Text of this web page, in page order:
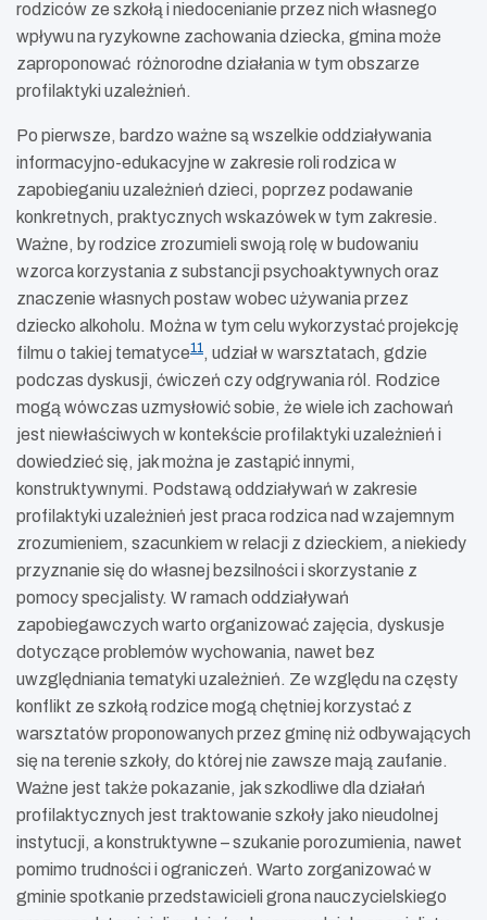
rodziców ze szkołą i niedocenianie przez nich własnego
wpływu na ryzykowne zachowania dziecka, gmina może
zaproponować różnorodne działania w tym obszarze
profilaktyki uzależnień.
Po pierwsze, bardzo ważne są wszelkie oddziaływania
informacyjno-edukacyjne w zakresie roli rodzica w
zapobieganiu uzależnień dzieci, poprzez podawanie
konkretnych, praktycznych wskazówek w tym zakresie.
Ważne, by rodzice zrozumieli swoją rolę w budowaniu
wzorca korzystania z substancji psychoaktywnych oraz
znaczenie własnych postaw wobec używania przez
dziecko alkoholu. Można w tym celu wykorzystać projekcję
filmu o takiej tematyce11 , udział w warsztatach, gdzie
podczas dyskusji, ćwiczeń czy odgrywania ról. Rodzice
mogą wówczas uzmysłowić sobie, że wiele ich zachowań
jest niewłaściwych w kontekście profilaktyki uzależnień i
dowiedzieć się, jak można je zastąpić innymi,
konstruktywnymi. Podstawą oddziaływań w zakresie
profilaktyki uzależnień jest praca rodzica nad wzajemnym
zrozumieniem, szacunkiem w relacji z dzieckiem, a niekiedy
przyznanie się do własnej bezsilności i skorzystanie z
pomocy specjalisty. W ramach oddziaływań
zapobiegawczych warto organizować zajęcia, dyskusje
dotyczące problemów wychowania, nawet bez
uwzględniania tematyki uzależnień. Ze względu na częsty
konflikt ze szkołą rodzice mogą chętniej korzystać z
warsztatów proponowanych przez gminę niż odbywających
się na terenie szkoły, do której nie zawsze mają zaufanie.
Ważne jest także pokazanie, jak szkodliwe dla działań
profilaktycznych jest traktowanie szkoły jako nieudolnej
instytucji, a konstruktywne – szukanie porozumienia, nawet
pomimo trudności i ograniczeń. Warto zorganizować w
gminie spotkanie przedstawicieli grona nauczycielskiego